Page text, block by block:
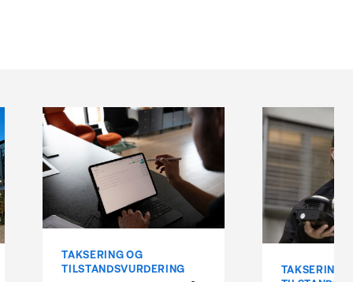
TAKSERING OG
TILSTANDSVURDERING
TAKSERING